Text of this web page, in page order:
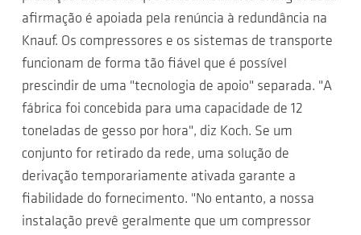
afirmação é apoiada pela renúncia à redundância na
Knauf. Os compressores e os sistemas de transporte
funcionam de forma tão fiável que é possível
prescindir de uma "tecnologia de apoio" separada. "A
fábrica foi concebida para uma capacidade de 12
toneladas de gesso por hora", diz Koch. Se um
conjunto for retirado da rede, uma solução de
derivação temporariamente ativada garante a
fiabilidade do fornecimento. "No entanto, a nossa
instalação prevê geralmente que um compressor